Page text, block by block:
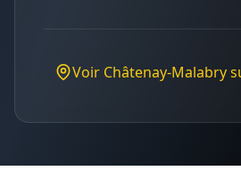
Voir Châtenay-Malabry